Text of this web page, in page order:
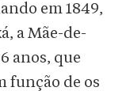
em 1849,
a Mãe-de-
anos, que
função de os